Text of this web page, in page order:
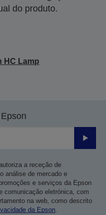
do produto.
HC Lamp
Enviar
a receção de
análise de mercado e
e serviços da Epson
comunicação eletrónica, com
na web, como descrito
da Epson.